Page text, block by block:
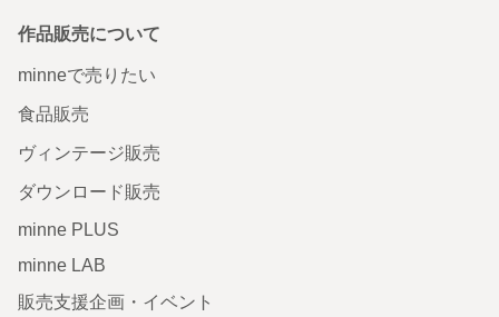
作品販売について
minneで売りたい
食品販売
ヴィンテージ販売
ダウンロード販売
minne PLUS
minne LAB
販売支援企画・イベント